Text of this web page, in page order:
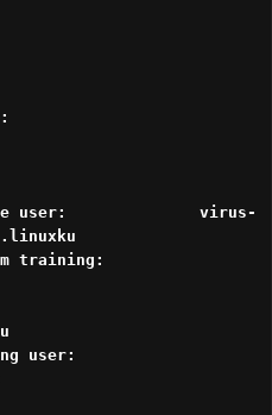
User:
to create:
user: virus-
spam training:
user:
training user:
host: